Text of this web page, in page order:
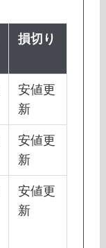
損切り
安値更
新
安値更
新
安値更
新